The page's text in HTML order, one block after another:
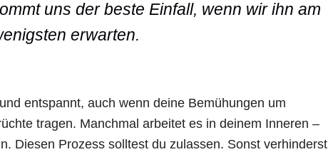
uns der beste Einfall, wenn wir ihn am
erwarten.
entspannt, auch wenn deine Bemühungen um
tragen. Manchmal arbeitet es in deinem Inneren –
Diesen Prozess solltest du zulassen. Sonst verhinderst